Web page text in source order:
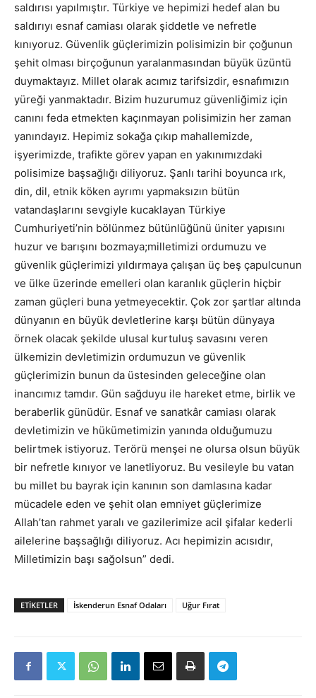
saldırısı yapılmıştır. Türkiye ve hepimizi hedef alan bu
saldırıyı esnaf camiası olarak şiddetle ve nefretle
kınıyoruz. Güvenlik güçlerimizin polisimizin bir çoğunun
şehit olması birçoğunun yaralanmasından büyük üzüntü
duymaktayız. Millet olarak acımız tarifsizdir, esnafımızın
yüreği yanmaktadır. Bizim huzurumuz güvenliğimiz için
canını feda etmekten kaçınmayan polisimizin her zaman
yanındayız. Hepimiz sokağa çıkıp mahallemizde,
işyerimizde, trafikte görev yapan en yakınımızdaki
polisimize başsağlığı diliyoruz. Şanlı tarihi boyunca ırk,
din, dil, etnik köken ayrımı yapmaksızın bütün
vatandaşlarını sevgiyle kucaklayan Türkiye
Cumhuriyeti’nin bölünmez bütünlüğünü üniter yapısını
huzur ve barışını bozmaya;milletimizi ordumuzu ve
güvenlik güçlerimizi yıldırmaya çalışan üç beş çapulcunun
ve ülke üzerinde emelleri olan karanlık güçlerin hiçbir
zaman güçleri buna yetmeyecektir. Çok zor şartlar altında
dünyanın en büyük devletlerine karşı bütün dünyaya
örnek olacak şekilde ulusal kurtuluş savasını veren
ülkemizin devletimizin ordumuzun ve güvenlik
güçlerimizin bunun da üstesinden geleceğine olan
inancımız tamdır. Gün sağduyu ile hareket etme, birlik ve
beraberlik günüdür. Esnaf ve sanatkâr camiası olarak
devletimizin ve hükümetimizin yanında olduğumuzu
belirtmek istiyoruz. Terörü menşei ne olursa olsun büyük
bir nefretle kınıyor ve lanetliyoruz. Bu vesileyle bu vatan
bu millet bu bayrak için kanının son damlasına kadar
mücadele eden ve şehit olan emniyet güçlerimize
Allah’tan rahmet yaralı ve gazilerimize acil şifalar kederli
ailelerine başsağlığı diliyoruz. Acı hepimizin acısıdır,
Milletimizin başı sağolsun” dedi.
ETIKETLER İskenderun Esnaf Odaları Uğur Fırat